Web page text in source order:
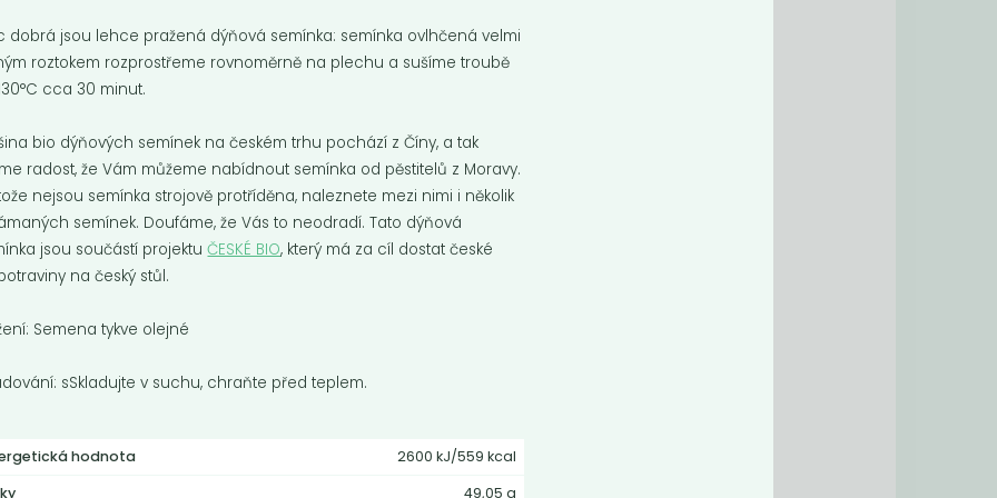
modrý
makových nápln,
či různých posypů
dobrá jsou lehce pražená dýňová semínka: semínka ovlhčená velmi
roztokem rozprostřeme rovnoměrně na plechu a sušíme troubě
cca 30 minut.
bio dýňových semínek na českém trhu pochází z Číny, a tak
radost, že Vám můžeme nabídnout semínka od pěstitelů z Moravy.
nejsou semínka strojově protříděna, naleznete mezi nimi i několik
semínek. Doufáme, že Vás to neodradí. Tato dýňová
jsou součástí projektuČESKÉ BIO, který má za cíl dostat české
na český stůl.
Semena tykve olejné
sSkladujte v suchu, chraňte před teplem.
hodnota
2600 kJ/559 kcal
49,05 g